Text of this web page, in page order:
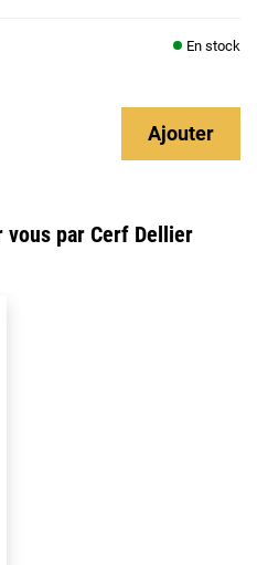
En stock
Ajouter
vous par Cerf Dellier